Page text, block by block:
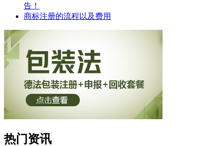
告！
商标注册的流程以及费用
热门资讯